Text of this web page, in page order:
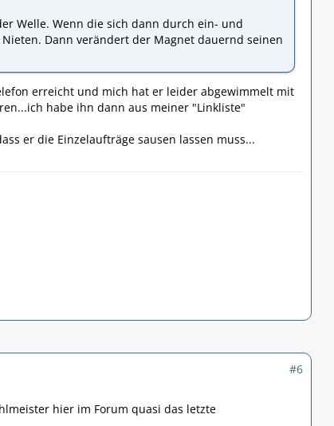
Welle. Wenn die sich dann durch ein- und
Dann verändert der Magnet dauernd seinen
erreicht und mich hat er leider abgewimmelt mit
habe ihn dann aus meiner "Linkliste"
er die Einzelaufträge sausen lassen muss...
#6
hier im Forum quasi das letzte